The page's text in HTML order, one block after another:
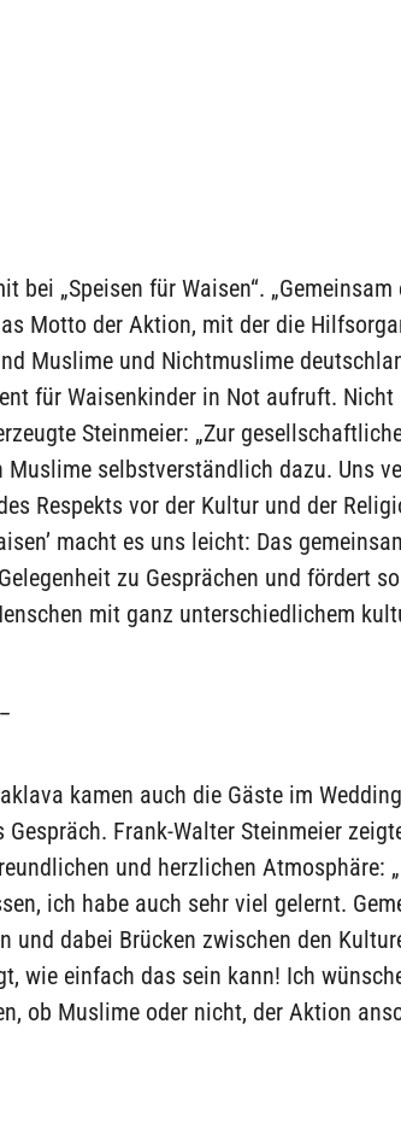
bei „Speisen für Waisen“. „Gemeinsam
Motto der Aktion, mit der die
Muslime und Nichtmuslime
für Waisenkinder in Not aufruft.
Steinmeier: „Zur
Muslime selbstverständlich dazu. Uns
Respekts vor der Kultur und der
macht es uns leicht: Das
zu Gesprächen und fördert
mit ganz unterschiedlichem
kamen auch die Gäste im
Frank-Walter Steinmeier
und herzlichen Atmosphäre:
ich habe auch sehr viel gelernt.
und dabei Brücken zwischen den
wie einfach das sein kann! Ich
ob Muslime oder nicht, der Aktion